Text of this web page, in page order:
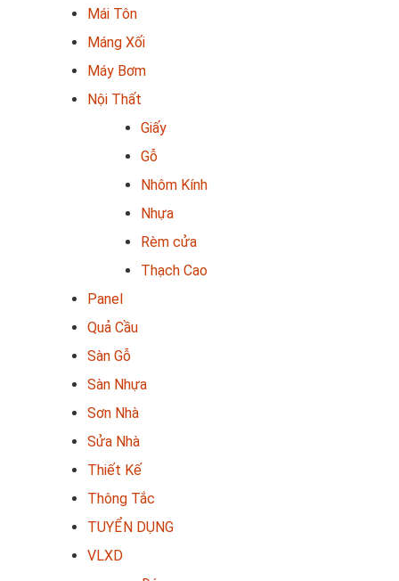
Mái Tôn
Máng Xối
Máy Bơm
Nội Thất
Giấy
Gỗ
Nhôm Kính
Nhựa
Rèm cửa
Thạch Cao
Panel
Quả Cầu
Sàn Gỗ
Sàn Nhựa
Sơn Nhà
Sửa Nhà
Thiết Kế
Thông Tắc
TUYỂN DỤNG
VLXD